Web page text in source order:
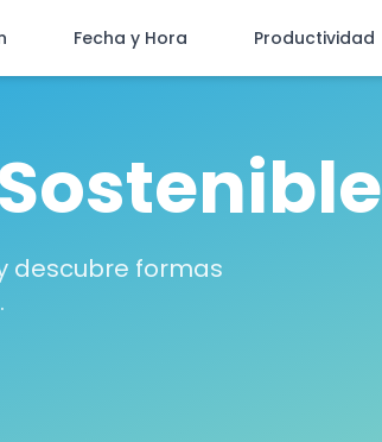
Fecha y Hora Productividad
descubre formas